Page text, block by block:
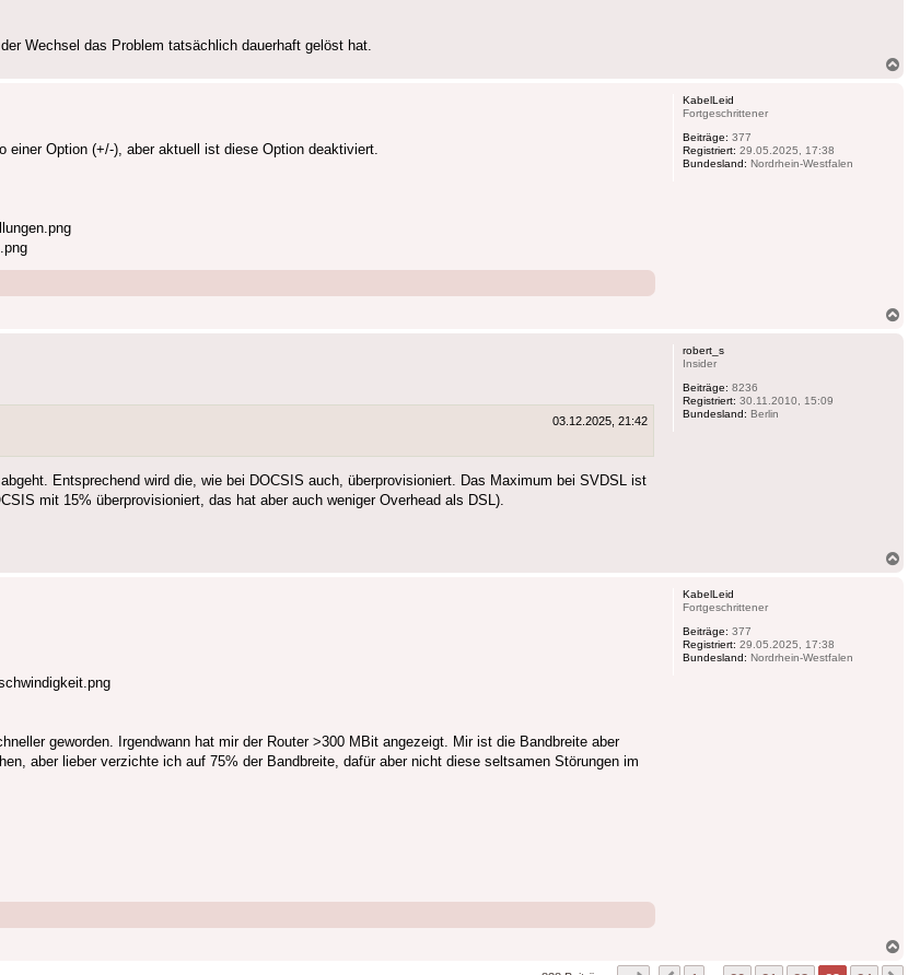
Wechsel das Problem tatsächlich dauerhaft gelöst hat.
KabelLeid
Fortgeschrittener
Beiträge: 377
Registriert: 29.05.2025, 17:38
Bundesland: Nordrhein-Westfalen
einer Option (+/-), aber aktuell ist diese Option deaktiviert.
robert_s
Insider
Beiträge: 8236
Registriert: 30.11.2010, 15:09
Bundesland: Berlin
03.12.2025, 21:42
Entsprechend wird die, wie bei DOCSIS auch, überprovisioniert. Das Maximum bei SVDSL ist
mit 15% überprovisioniert, das hat aber auch weniger Overhead als DSL).
KabelLeid
Fortgeschrittener
Beiträge: 377
Registriert: 29.05.2025, 17:38
Bundesland: Nordrhein-Westfalen
geworden. Irgendwann hat mir der Router >300 MBit angezeigt. Mir ist die Bandbreite aber
aber lieber verzichte ich auf 75% der Bandbreite, dafür aber nicht diese seltsamen Störungen im